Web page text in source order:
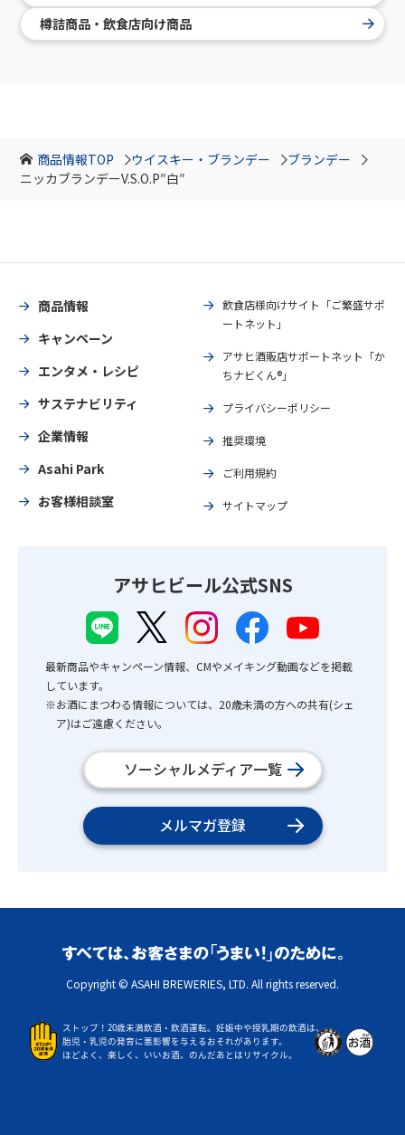
商品情報TOP ウイスキー・ブランデー
ブランデー
ニッカブランデーV.S.O.P″白″
樽詰商品・飲食店向け商品
商品情報
キャンペーン
エンタメ・レシピ
サステナビリティ
企業情報
Asahi Park
お客様相談室
飲食店様向けサイト「ご繁盛サポ
ートネット」
アサヒ酒販店サポートネット「か
ちナビくん®」
プライバシーポリシー
推奨環境
ご利用規約
サイトマップ
アサヒビール公式SNS
最新商品やキャンペーン情報、CMやメイキング動画などを掲載
しています。
※お酒にまつわる情報については、20歳未満の方への共有(シェ
ア)はご遠慮ください。
ソーシャルメディア一覧
メルマガ登録
Copyright © ASAHI BREWERIES, LTD. All rights reserved.